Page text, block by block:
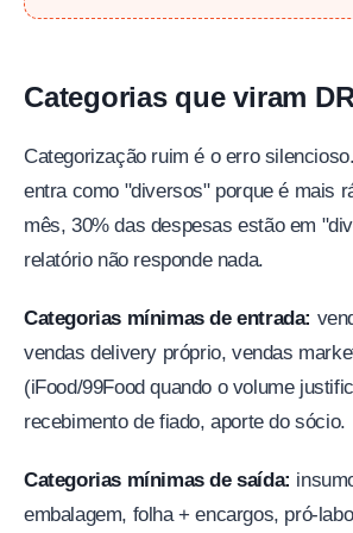
Categorias que viram
Categorização ruim é o erro
entra como "diversos" porque é mais
mês, 30% das despesas estão em
relatório não responde nada.
Categorias mínimas de entrada:
vendas delivery próprio, vendas
(iFood/99Food quando o volume
recebimento de fiado, aporte do sócio.
Categorias mínimas de saída:
embalagem, folha + encargos, pró-